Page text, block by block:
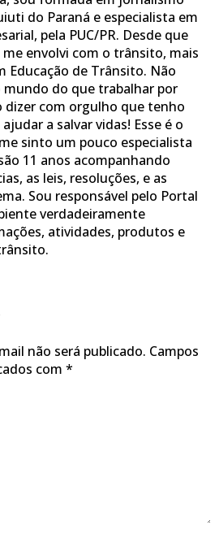
do Paraná e especialista em
pela PUC/PR. Desde que
envolvi com o trânsito, mais
Educação de Trânsito. Não
do que trabalhar por
dizer com orgulho que tenho
a salvar vidas! Esse é o
sinto um pouco especialista
11 anos acompanhando
as leis, resoluções, e as
Sou responsável pelo Portal
verdadeiramente
atividades, produtos e
não será publicado. Campos
com *